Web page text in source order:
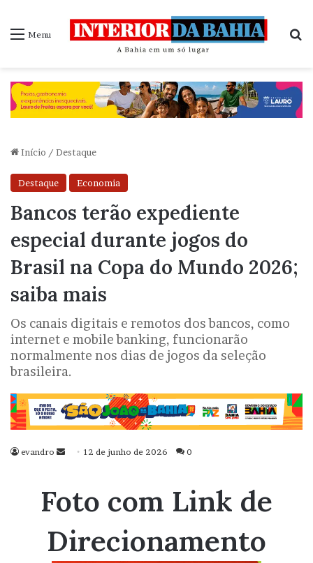
Menu
Início / Destaque
Destaque Economia
Bancos terão expediente
especial durante jogos do
Brasil na Copa do Mundo 2026;
saiba mais
Os canais digitais e remotos dos bancos, como
internet e mobile banking, funcionarão
normalmente nos dias de jogos da seleção
brasileira.
evandro
Mande
mail
12 de junho de 2026 0
Foto com Link de
Direcionamento